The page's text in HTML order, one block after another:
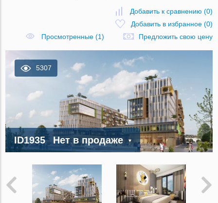
Добавить к сравнению (0)
Добавить в избранное(0)
Просмотренные (1)
Предложить свою цену
5307
ID1935 Нет в продаже